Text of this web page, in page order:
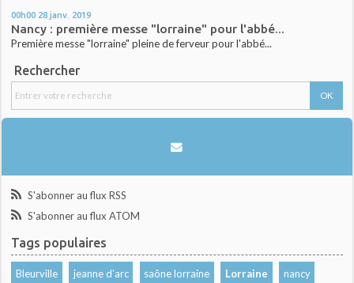
00h00 28 janv. 2019
Nancy : première messe "lorraine" pour l'abbé...
Première messe "lorraine" pleine de ferveur pour l'abbé...
Rechercher
S'abonner au flux RSS
S'abonner au flux ATOM
Tags populaires
Bleurville jeanne d'arc saône lorraine Lorraine nancy